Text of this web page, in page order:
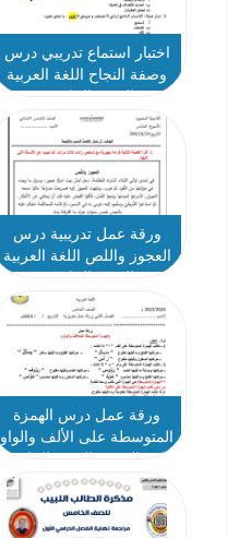
اختبار استماع تدريبي درس
وصفة النجاح اللغة العربية
ورقة عمل تدريبية درس
العجوز واللص اللغة العربية
ورقة عمل درس الهمزة
المتوسطة على الألف والواو